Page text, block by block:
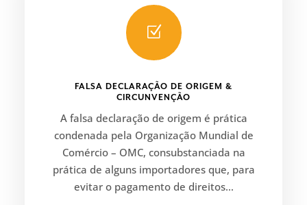
Z
FALSA DECLARAÇÃO DE ORIGEM &
CIRCUNVENÇÃO
A falsa declaração de origem é prática
condenada pela Organização Mundial de
Comércio – OMC, consubstanciada na
prática de alguns importadores que, para
evitar o pagamento de direitos…